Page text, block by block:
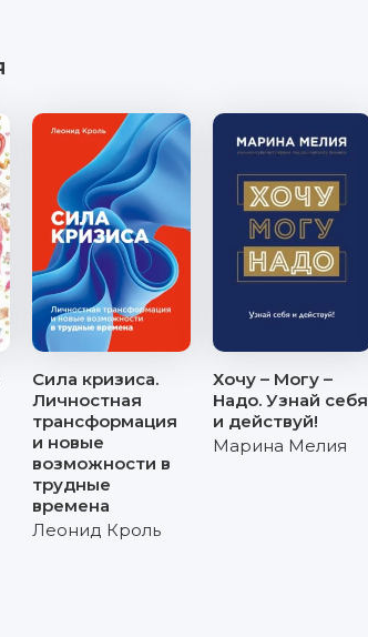
Сила кризиса.
Личностная
трансформация
и новые
возможности в
трудные
времена
Леонид Кроль
Хочу – Mогу –
Надо. Узнай себя
и действуй!
Марина Мелия